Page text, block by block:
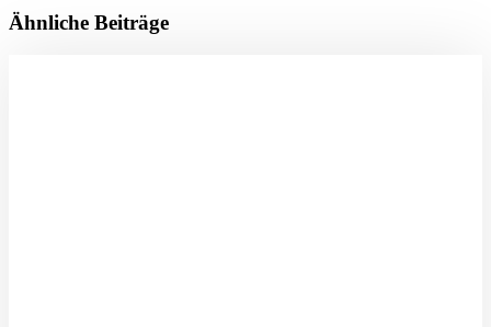
Ähnliche Beiträge